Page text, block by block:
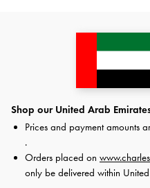
ماري جين فلات بفتحات من الجلد
اللامع-أسود براق
Shop our United Arab
Prices and payment amounts
.
Orders placed on
only be delivered within